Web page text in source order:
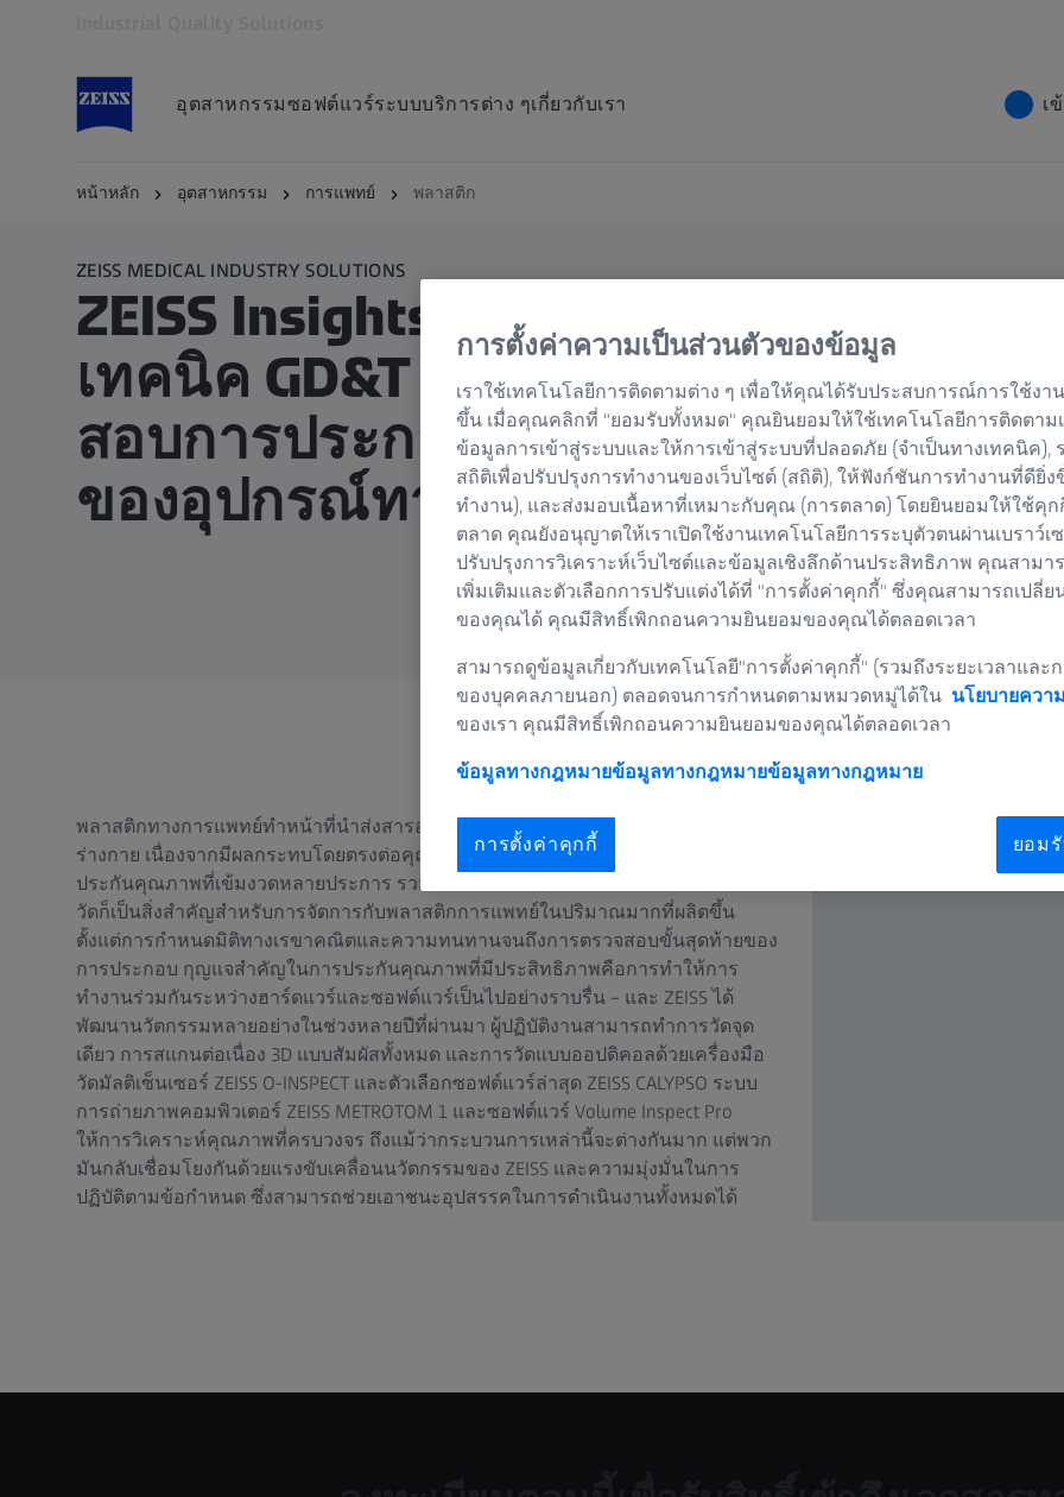
อุตสาหกรรมซอฟต์แวร์ระบบบริการต่าง ๆเกี่ยวกับเรา เ
หน้าหลัก อุตสาหกรรม การแพทย์ พลาสติก
ZEISS MEDICAL INDUSTRY SOLUTIONS
ZEISS Insights: บทความทาง
เทคนิค GD&T และการตรวจ
สอบการประกอบขั้นสุดท้าย
ของอุปกรณ์ทางการแพทย์
พลาสติกทางการแพทย์ทำหน้าที่นำส่งสารออกฤทธิ์ทางยาไปยังตำแหน่งเป้าหมายใน
ร่างกาย เนื่องจากมีผลกระทบโดยตรงต่อคุณภาพชีวิต จึงต้องปฏิบัติตามข้อบังคับการ
ประกันคุณภาพที่เข้มงวดหลายประการ รวมถึง FDA 21 CFR ส่วนที่่ 11 ความเร็วในการ
วัดก็เป็นสิ่งสำคัญสำหรับการจัดการกับพลาสติกการแพทย์ในปริมาณมากที่ผลิตขึ้น
ตั้งแต่การกำหนดมิติทางเรขาคณิตและความทนทานจนถึงการตรวจสอบขั้นสุดท้ายของ
การประกอบ กุญแจสำคัญในการประกันคุณภาพที่มีประสิทธิภาพคือการทำให้การ
ทำงานร่วมกันระหว่างฮาร์ดแวร์และซอฟต์แวร์เป็นไปอย่างราบรื่น – และ ZEISS ได้
พัฒนานวัตกรรมหลายอย่างในช่วงหลายปีที่ผ่านมา ผู้ปฏิบัติงานสามารถทำการวัดจุด
เดียว การสแกนต่อเนื่อง 3D แบบสัมผัสทั้งหมด และการวัดแบบออปติคอลด้วยเครื่องมือ
วัดมัลติเซ็นเซอร์ ZEISS O-INSPECT และตัวเลือกซอฟต์แวร์ล่าสุด ZEISS CALYPSO ระบบ
การถ่ายภาพคอมพิวเตอร์ ZEISS METROTOM 1 และซอฟต์แวร์ Volume Inspect Pro
ให้การวิเคราะห์คุณภาพที่ครบวงจร ถึงแม้ว่ากระบวนการเหล่านี้จะต่างกันมาก แต่พวก
มันกลับเชื่อมโยงกันด้วยแรงขับเคลื่อนนวัตกรรมของ ZEISS และความมุ่งมั่นในการ
ปฏิบัติตามข้อกำหนด ซึ่งสามารถช่วยเอาชนะอุปสรรคในการดำเนินงานทั้งหมดได้
การตั้งค่าความเป็นส่วนตัวของข้อมูล
เราใช้เทคโนโลยีการติดตามต่าง ๆ เพื่อให้คุณได้รับประสบการณ์การใช้งา
ขึ้น เมื่อคุณคลิกที่ "ยอมรับทั้งหมด" คุณยินยอมให้ใช้เทคโนโลยีการติดตาม
ข้อมูลการเข้าสู่ระบบและให้การเข้าสู่ระบบที่ปลอดภัย (จำเป็นทางเทคนิค),
สถิติเพื่อปรับปรุงการทำงานของเว็บไซต์ (สถิติ), ให้ฟังก์ชันการทำงานที่ดียิ่ง
ทำงาน), และส่งมอบเนื้อหาที่เหมาะกับคุณ (การตลาด) โดยยินยอมให้ใช้คุก
ตลาด คุณยังอนุญาตให้เราเปิดใช้งานเทคโนโลยีการระบุตัวตนผ่านเบราว์เ
ปรับปรุงการวิเคราะห์เว็บไซต์และข้อมูลเชิงลึกด้านประสิทธิภาพ คุณสามา
เพิ่มเติมและตัวเลือกการปรับแต่งได้ที่ "การตั้งค่าคุกกี้" ซึ่งคุณสามารถเปลี่ย
ของคุณได้ คุณมีสิทธิ์เพิกถอนความยินยอมของคุณได้ตลอดเวลา
สามารถดูข้อมูลเกี่ยวกับเทคโนโลยี"การตั้งค่าคุกกี้" (รวมถึงระยะเวลาและก
ของบุคคลภายนอก) ตลอดจนการกำหนดตามหมวดหมู่ได้ใน นโยบายควา
ของเรา คุณมีสิทธิ์เพิกถอนความยินยอมของคุณได้ตลอดเวลา
ข้อมูลทางกฎหมายข้อมูลทางกฎหมายข้อมูลทางกฎหมาย
การตั้งค่าคุกกี้ ยอม